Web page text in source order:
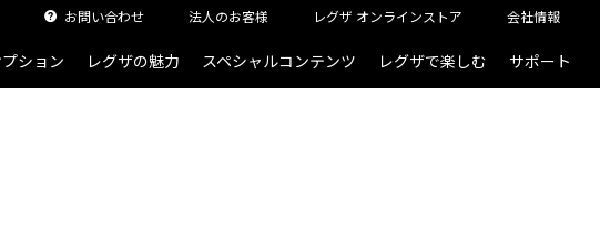
お問い合わせ 法人のお客様 レグザ オンラインストア 会社情報
ション レグザの魅力 スペシャルコンテンツ レグザで楽しむ サポート